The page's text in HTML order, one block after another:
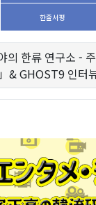
한줄서평
의 한류 연구소 -
& GHOST9 인터